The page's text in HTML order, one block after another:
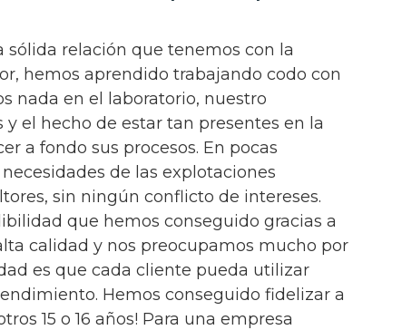
relación que tenemos con la
hemos aprendido trabajando codo con
nada en el laboratorio, nuestro
el hecho de estar tan presentes en la
a fondo sus procesos. En pocas
de las explotaciones
sin ningún conflicto de intereses.
que hemos conseguido gracias a
calidad y nos preocupamos mucho por
es que cada cliente pueda utilizar
Hemos conseguido fidelizar a
15 o 16 años! Para una empresa